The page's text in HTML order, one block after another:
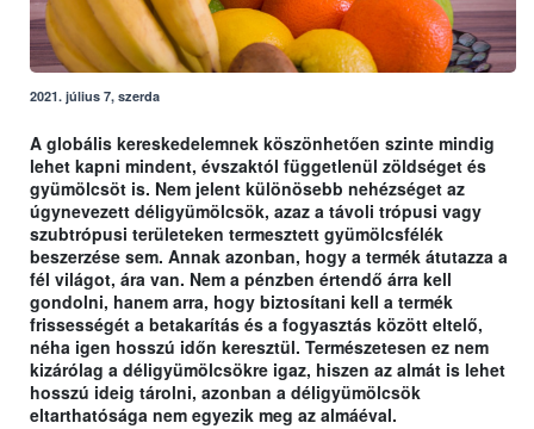
2021. július 7, szerda
A globális kereskedelemnek köszönhetően szinte mindig
lehet kapni mindent, évszaktól függetlenül zöldséget és
gyümölcsöt is. Nem jelent különösebb nehézséget az
úgynevezett déligyümölcsök, azaz a távoli trópusi vagy
szubtrópusi területeken termesztett gyümölcsfélék
beszerzése sem. Annak azonban, hogy a termék átutazza a
fél világot, ára van. Nem a pénzben értendő árra kell
gondolni, hanem arra, hogy biztosítani kell a termék
frissességét a betakarítás és a fogyasztás között eltelő,
néha igen hosszú időn keresztül. Természetesen ez nem
kizárólag a déligyümölcsökre igaz, hiszen az almát is lehet
hosszú ideig tárolni, azonban a déligyümölcsök
eltarthatósága nem egyezik meg az almáéval.